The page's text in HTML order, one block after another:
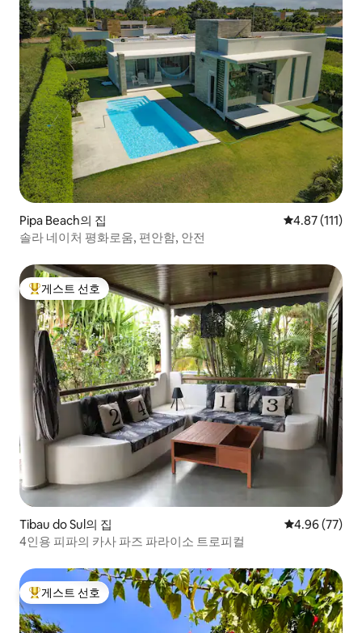
Pipa Beach의 집 평점 4.87점(5
4.87 (111)
솔라 네이처 평화로움, 편안함, 안전
상위 게스트 선호
게스트 선호
Tibau do Sul의 집 평점 4.96점(5
4.96 (77)
4인용 피파의 카사 파즈 파라이소 트로피컬
상위 게스트 선호
게스트 선호